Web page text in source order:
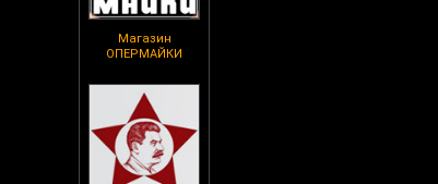
Магазин
ОПЕРМАЙКИ